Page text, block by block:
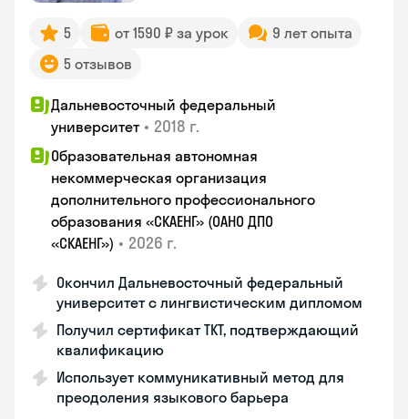
5 от 1590 ₽ за урок
9 лет опыта
5 отзывов
Дальневосточный федеральный
университет • 2018 г.
Образовательная автономная
некоммерческая организация
дополнительного профессионального
образования «СКАЕНГ» (ОАНО ДПО
«СКАЕНГ») • 2026 г.
Окончил Дальневосточный федеральный
университет с лингвистическим дипломом
Получил сертификат TKT, подтверждающий
квалификацию
Использует коммуникативный метод для
преодоления языкового барьера